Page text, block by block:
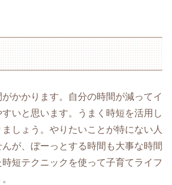
かかります。自分の時間が減ってイ
いと思います。うまく時短を活用し
しょう。やりたいことが特にない人
が、ぼーっとする時間も大事な時間
短テクニックを使って子育てライフ